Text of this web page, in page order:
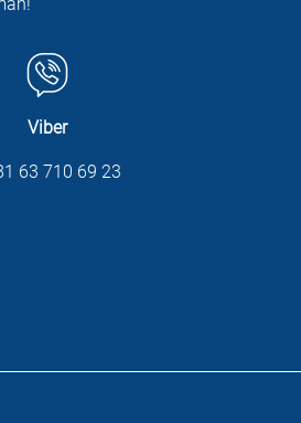
Viber
63 710 69 23